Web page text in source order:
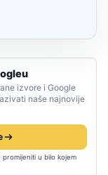
izvore i Google
naše najnovije
promijeniti u bilo kojem